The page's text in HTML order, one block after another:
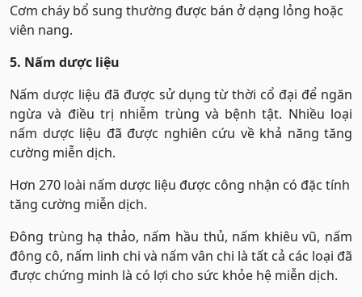
Cơm cháy bổ sung thường được bán ở dạng lỏng hoặc
viên nang.
5. Nấm dược liệu
Nấm dược liệu đã được sử dụng từ thời cổ đại để ngăn
ngừa và điều trị nhiễm trùng và bệnh tật. Nhiều loại
nấm dược liệu đã được nghiên cứu về khả năng tăng
cường miễn dịch.
Hơn 270 loài nấm dược liệu được công nhận có đặc tính
tăng cường miễn dịch.
Đông trùng hạ thảo, nấm hầu thủ, nấm khiêu vũ, nấm
đông cô, nấm linh chi và nấm vân chi là tất cả các loại đã
được chứng minh là có lợi cho sức khỏe hệ miễn dịch.